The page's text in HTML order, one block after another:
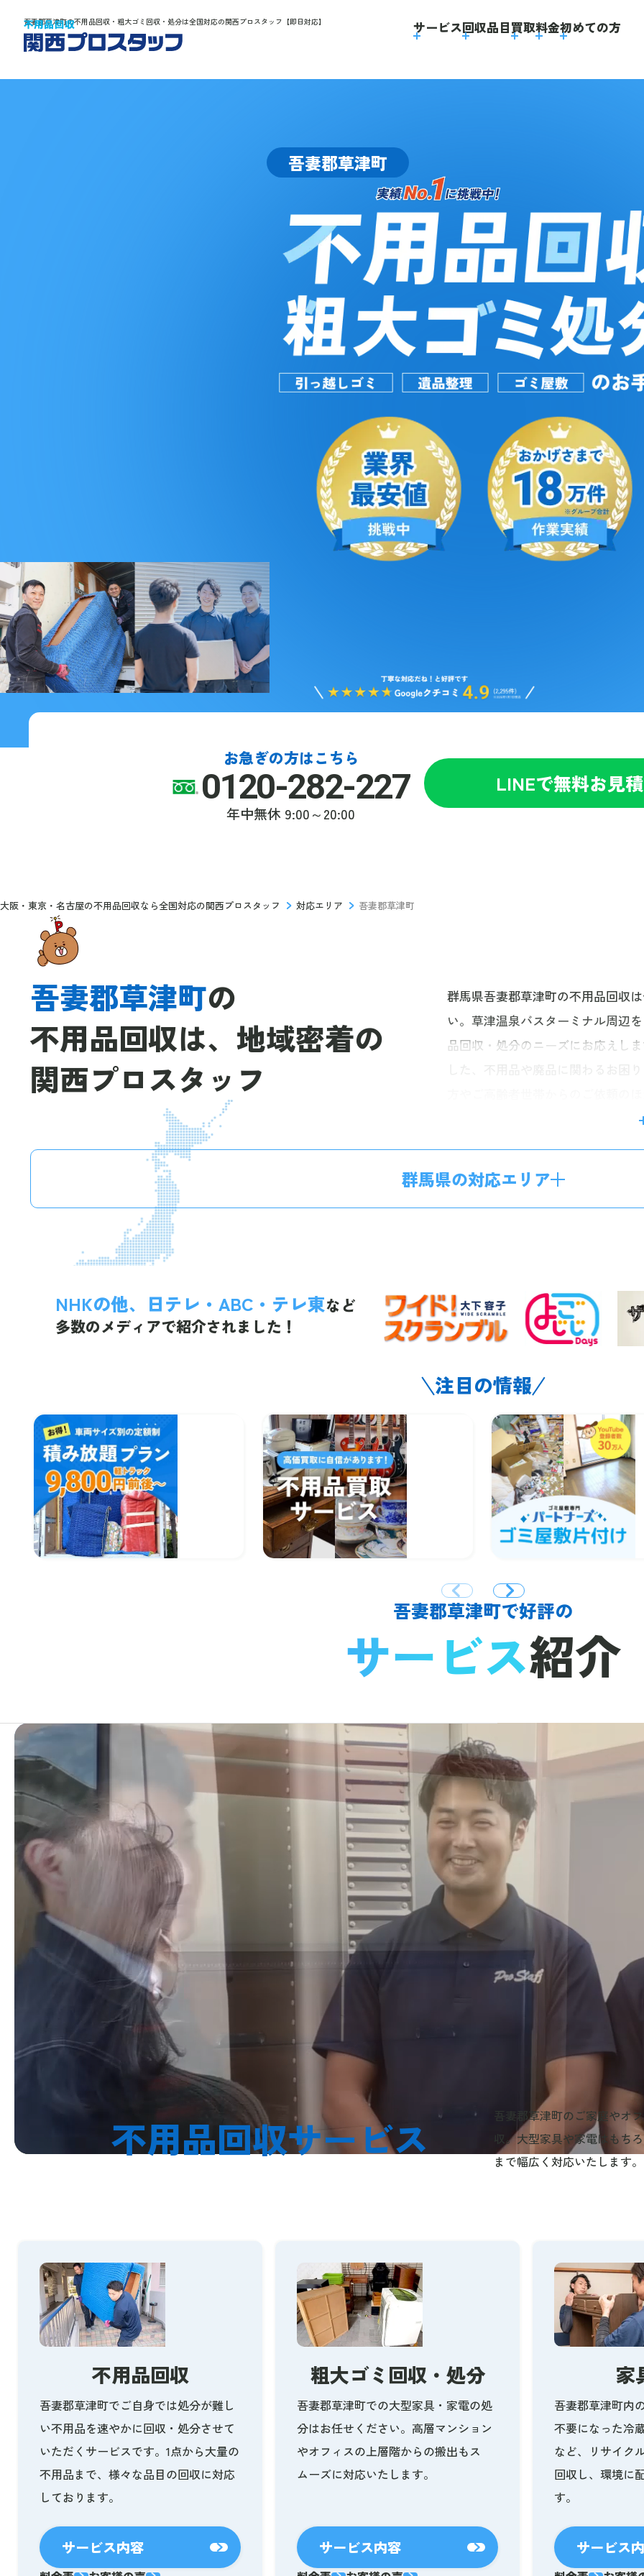
吾妻郡草津町の不用品回収・粗大ゴミ回収・処分は全国対応の関西プロスタッフ【即日対応】 サービス回収品目買取料金初めての方
吾妻郡草津町
お急ぎの方はこちら
0120-282-227
年中無休 9:00～20:00
LINEで無料お見
大阪・東京・名古屋の不用品回収なら全国対応の関西プロスタッフ 対応エリア 吾妻郡草津町
吾妻郡草津町の
不用品回収は、 地域密着の
関西プロスタッフ
群馬県吾妻郡草津町の不用品回収
い。草津温泉バスターミナル周辺
品回収・処分のニーズにお応えし
す。スピードだけではなく、丁寧
なスタッフにぜひお任せください
群馬県の対応エリア
NHKの他、日テレ・ABC・テレ東など
多数のメディアで紹介されました！
注目の情報
吾妻郡草津町で好評の
サービス紹介
不用品回収サービス
吾妻郡草津町のご家庭やオ
収。大型家具や家電はもち
まで幅広く対応いたします。
不用品回収
吾妻郡草津町でご自身では処分が難し
い不用品を速やかに回収・処分させて
いただくサービスです。1点から大量の
不用品まで、様々な品目の回収に対応
しております。
サービス内容
粗大ゴミ回収・処分
吾妻郡草津町での大型家具・家電の処
分はお任せください。高層マンション
やオフィスの上層階からの搬出もス
ムーズに対応いたします。
サービス内容
家
吾妻郡草津町内
不要になった冷
など、リサイク
回収し、環境に
す。
サービス